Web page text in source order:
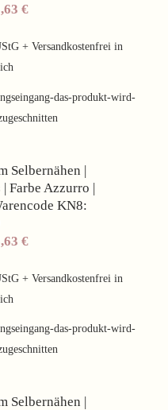
€
€Aktueller
ist:
+ Versandkostenfrei in
das-produkt-wird-
Selbernähen |
Farbe Azzurro |
KN8:
€
€Aktueller
ist:
+ Versandkostenfrei in
das-produkt-wird-
Selbernähen |